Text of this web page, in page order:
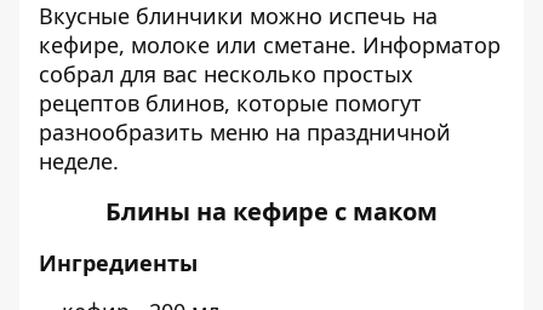
Вкусные блинчики можно испечь на
кефире, молоке или сметане. Информатор
собрал для вас несколько простых
рецептов блинов, которые помогут
разнообразить меню на праздничной
неделе.
Блины на кефире с маком
Ингредиенты